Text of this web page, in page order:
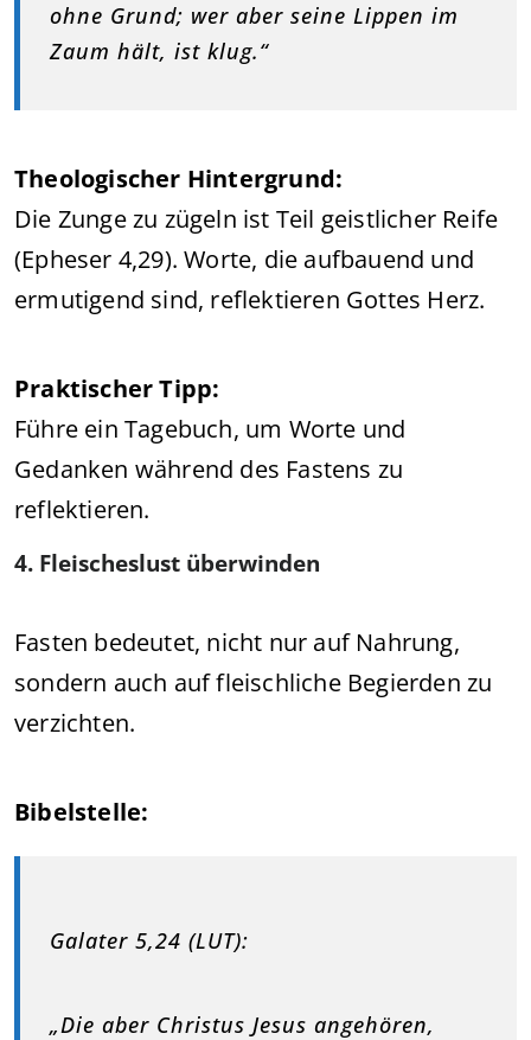
ohne Grund; wer aber seine Lippen im
Zaum hält, ist klug.“
Theologischer Hintergrund:
Die Zunge zu zügeln ist Teil geistlicher Reife
(Epheser 4,29). Worte, die aufbauend und
ermutigend sind, reflektieren Gottes Herz.
Praktischer Tipp:
Führe ein Tagebuch, um Worte und
Gedanken während des Fastens zu
reflektieren.
4. Fleischeslust überwinden
Fasten bedeutet, nicht nur auf Nahrung,
sondern auch auf fleischliche Begierden zu
verzichten.
Bibelstelle:
Galater 5,24 (LUT):
„Die aber Christus Jesus angehören,